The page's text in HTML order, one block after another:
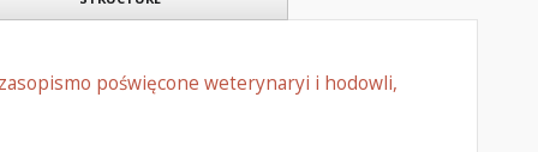
poświęcone weterynaryi i hodowli,